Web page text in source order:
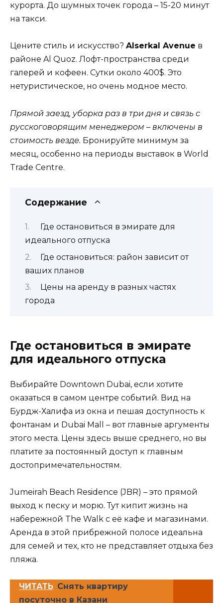
курорта. До шумных точек города – 15-20 минут
на такси.
Цените стиль и искусство? Alserkal Avenue в
районе Al Quoz. Лофт-пространства среди
галерей и кофеен. Сутки около 400$. Это
нетуристическое, но очень модное место.
Прямой заезд, уборка раз в три дня и связь с
русскоговорящим менеджером – включены в
стоимость везде. Бронируйте минимум за
месяц, особенно на периоды выставок в World
Trade Centre.
Содержание
Где остановиться в эмирате для
идеального отпуска
Где остановиться: район зависит от
ваших планов
Цены на аренду в разных частях
города
Где остановиться в эмирате
для идеального отпуска
Выбирайте Downtown Dubai, если хотите
оказаться в самом центре событий. Вид на
Бурдж-Халифа из окна и пешая доступность к
фонтанам и Dubai Mall – вот главные аргументы
этого места. Цены здесь выше среднего, но вы
платите за постоянный доступ к главным
достопримечательностям.
Jumeirah Beach Residence (JBR) – это прямой
выход к песку и морю. Тут кипит жизнь на
набережной The Walk с её кафе и магазинами.
Аренда в этой прибрежной полосе идеальна
для семей и тех, кто не представляет отдыха без
пляжа.
ЧИТАТЬ Снять квартиру
посуточно в Казани